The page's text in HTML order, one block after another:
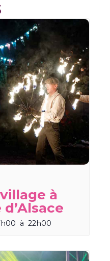
à
d’Alsace
à 22h00